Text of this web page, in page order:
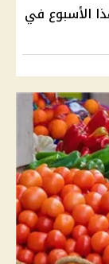
الأسبوع في